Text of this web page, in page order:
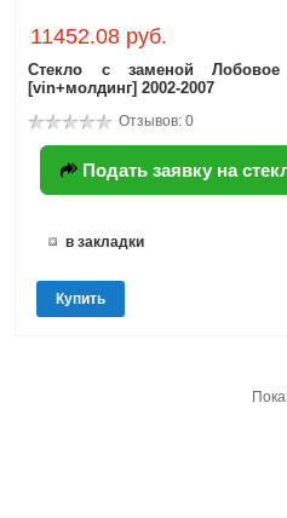
11452.08 руб.
Стекло с заменой
[vin+молдинг] 2002-2007
Отзывов: 0
Подать заявку на
в закладки
Купить